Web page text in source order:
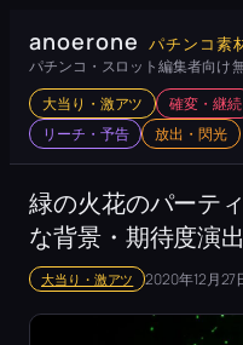
容
ス
キ
プ
anoerone パチンコ素
パチンコ・スロット編集者向け
大当り・激アツ 確変・継続
リーチ・予告
放出・閃光
緑の火花のパーテ
な背景・期待度演
大当り・激アツ 2020年12月27